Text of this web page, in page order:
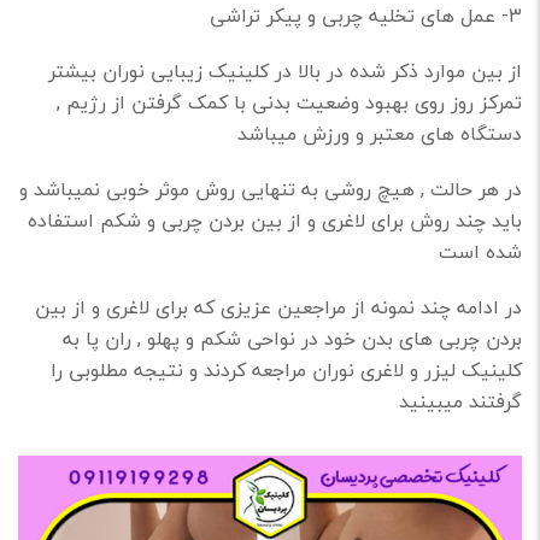
۳- عمل های تخلیه چربی و پیکر تراشی
از بین موارد ذکر شده در بالا در کلینیک زیبایی نوران بیشتر
تمرکز روز روی بهبود وضعیت بدنی با کمک گرفتن از رژیم ,
دستگاه های معتبر و ورزش میباشد
در هر حالت , هیچ روشی به تنهایی روش موثر خوبی نمیباشد و
باید چند روش برای لاغری و از بین بردن چربی و شکم استفاده
شده است
در ادامه چند نمونه از مراجعین عزیزی که برای لاغری و از بین
بردن چربی های بدن خود در نواحی شکم و پهلو , ران پا به
کلینیک لیزر و لاغری نوران مراجعه کردند و نتیجه مطلوبی را
گرفتند میبینید